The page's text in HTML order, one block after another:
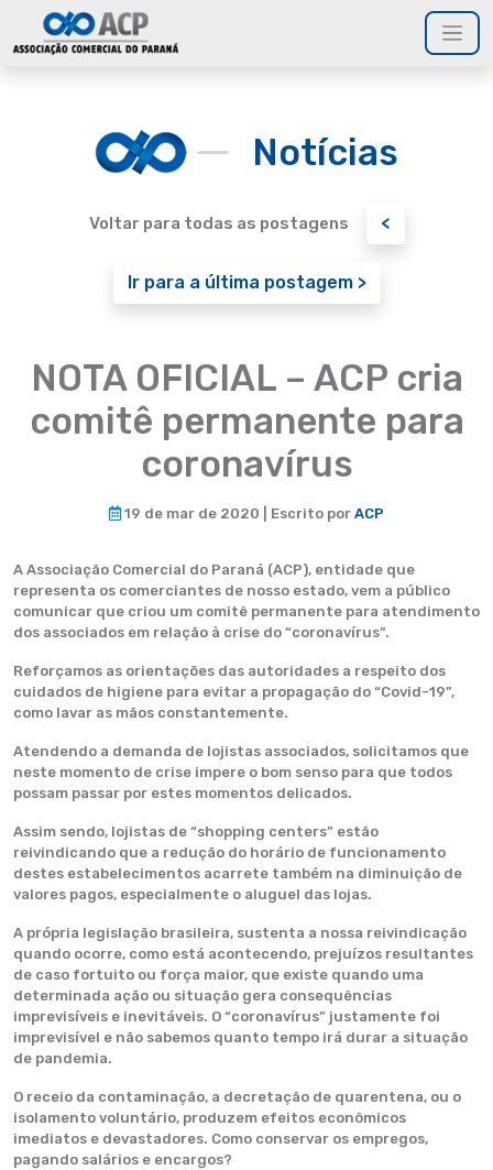
Notícias
Voltar para todas as postagens <
Ir para a última postagem >
NOTA OFICIAL – ACP cria
comitê permanente para
coronavírus
19 de mar de 2020 | Escrito por ACP
A Associação Comercial do Paraná (ACP), entidade que
representa os comerciantes de nosso estado, vem a público
comunicar que criou um comitê permanente para atendimento
dos associados em relação à crise do “coronavírus”.
Reforçamos as orientações das autoridades a respeito dos
cuidados de higiene para evitar a propagação do “Covid-19”,
como lavar as mãos constantemente.
Atendendo a demanda de lojistas associados, solicitamos que
neste momento de crise impere o bom senso para que todos
possam passar por estes momentos delicados.
Assim sendo, lojistas de “shopping centers” estão
reivindicando que a redução do horário de funcionamento
destes estabelecimentos acarrete também na diminuição de
valores pagos, especialmente o aluguel das lojas.
A própria legislação brasileira, sustenta a nossa reivindicação
quando ocorre, como está acontecendo, prejuízos resultantes
de caso fortuito ou força maior, que existe quando uma
determinada ação ou situação gera consequências
imprevisíveis e inevitáveis. O “coronavírus” justamente foi
imprevisível e não sabemos quanto tempo irá durar a situação
de pandemia.
O receio da contaminação, a decretação de quarentena, ou o
isolamento voluntário, produzem efeitos econômicos
imediatos e devastadores. Como conservar os empregos,
pagando salários e encargos?